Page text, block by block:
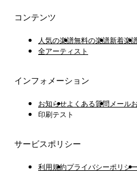
コンテンツ
人気の楽譜無料の楽譜新着楽
全アーティスト
インフォメーション
お知らせよくある質問 メール
印刷テスト
サービスポリシー
利用規約プライバシーポリシー